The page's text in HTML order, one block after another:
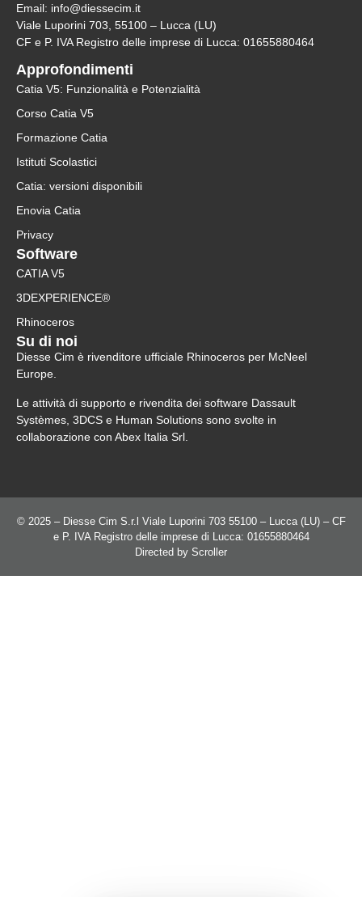
Email: info@diessecim.it
Viale Luporini 703, 55100 – Lucca (LU)
CF e P. IVA Registro delle imprese di Lucca: 01655880464
Approfondimenti
Catia V5: Funzionalità e Potenzialità
Corso Catia V5
Formazione Catia
Istituti Scolastici
Catia: versioni disponibili
Enovia Catia
Privacy
Software
CATIA V5
3DEXPERIENCE®
Rhinoceros
Su di noi
Diesse Cim è rivenditore ufficiale Rhinoceros per McNeel
Europe.
Le attività di supporto e rivendita dei software Dassault
Systèmes, 3DCS e Human Solutions sono svolte in
collaborazione con Abex Italia Srl.
© 2025 – Diesse Cim S.r.l Viale Luporini 703 55100 – Lucca (LU) – CF
e P. IVA Registro delle imprese di Lucca: 01655880464
Directed by Scroller